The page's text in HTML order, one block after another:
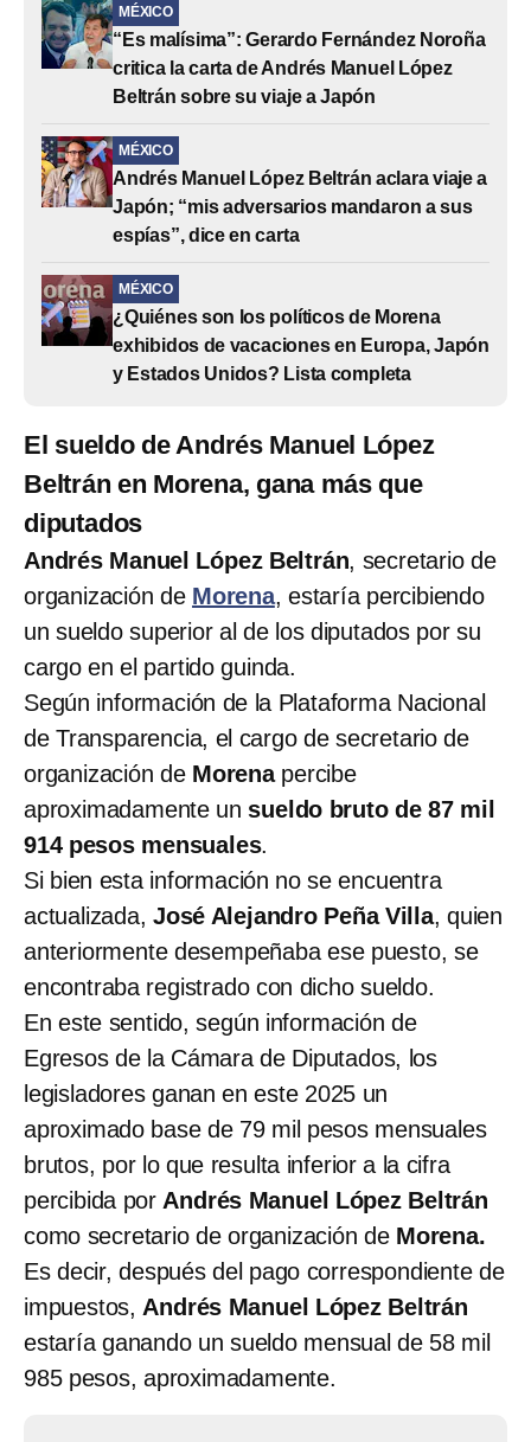
MÉXICO
“Es malísima”: Gerardo Fernández Noroña
critica la carta de Andrés Manuel López
Beltrán sobre su viaje a Japón
MÉXICO
Andrés Manuel López Beltrán aclara viaje a
Japón; “mis adversarios mandaron a sus
espías”, dice en carta
MÉXICO
¿Quiénes son los políticos de Morena
exhibidos de vacaciones en Europa, Japón
y Estados Unidos? Lista completa
El sueldo de Andrés Manuel López
Beltrán en Morena, gana más que
diputados
Andrés Manuel López Beltrán, secretario de
organización de Morena, estaría percibiendo
un sueldo superior al de los diputados por su
cargo en el partido guinda.
Según información de la Plataforma Nacional
de Transparencia, el cargo de secretario de
organización de Morena percibe
aproximadamente un sueldo bruto de 87 mil
914 pesos mensuales.
Si bien esta información no se encuentra
actualizada,José Alejandro Peña Villa, quien
anteriormente desempeñaba ese puesto, se
encontraba registrado con dicho sueldo.
En este sentido, según información de
Egresos de la Cámara de Diputados, los
legisladores ganan en este 2025 un
aproximado base de 79 mil pesos mensuales
brutos, por lo que resulta inferior a la cifra
percibida por Andrés Manuel López Beltrán
como secretario de organización de Morena.
Es decir, después del pago correspondiente de
impuestos, Andrés Manuel López Beltrán
estaría ganando un sueldo mensual de 58 mil
985 pesos, aproximadamente.